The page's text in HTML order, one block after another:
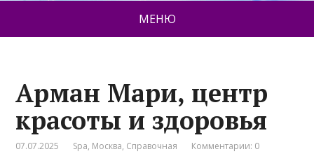
МЕНЮ
Арман Мари, центр
красоты и здоровья
07.07.2025 Spa, Москва, Справочная Комментарии: 0